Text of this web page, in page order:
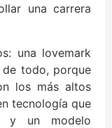
una carrera
una lovemark
todo, porque
los más altos
tecnología que
y un modelo